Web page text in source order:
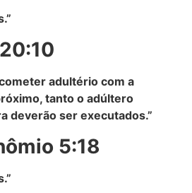
adultério com a
tanto o adúltero
deverão ser executados.”
5:18